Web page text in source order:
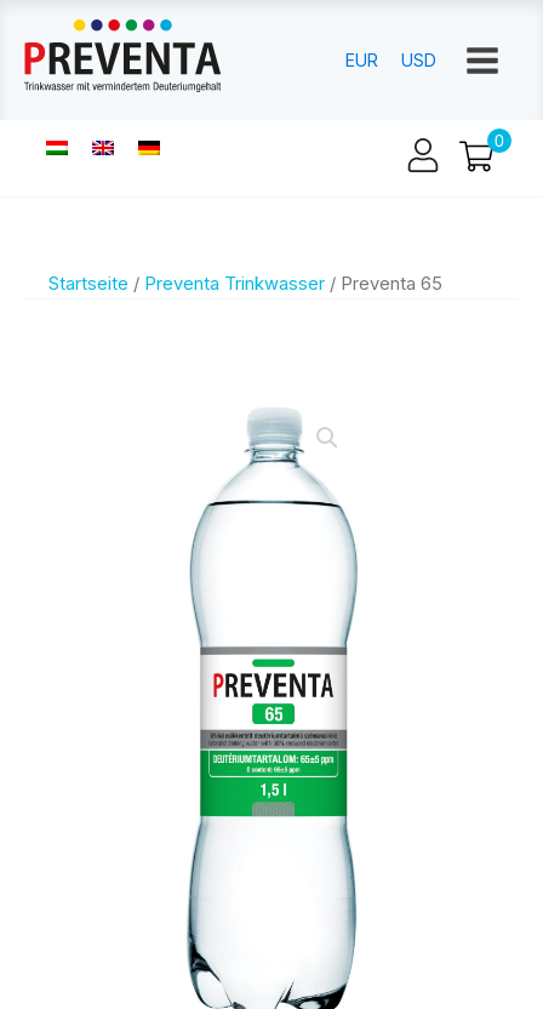
EUR USD
Startseite / Preventa Trinkwasser / Preventa 65